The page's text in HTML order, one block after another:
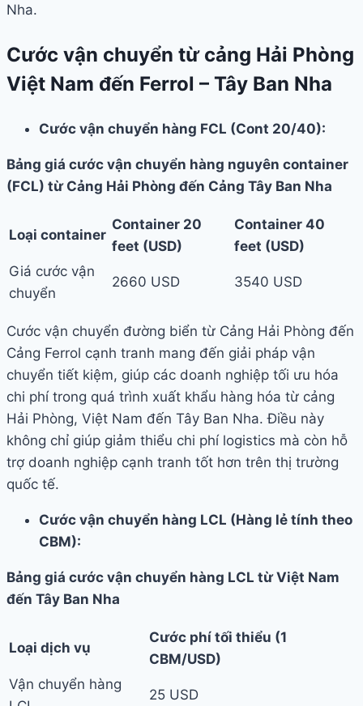
Nha.
Cước vận chuyển từ cảng Hải Phòng
Việt Nam đến Ferrol – Tây Ban Nha
Cước vận chuyển hàng FCL (Cont 20/40):
Bảng giá cước vận chuyển hàng nguyên container
(FCL) từ Cảng Hải Phòng đến Cảng Tây Ban Nha
Loại container
Container 20
feet (USD)
Container 40
feet (USD)
Giá cước vận
chuyển
2660 USD 3540 USD
Cước vận chuyển đường biển từ Cảng Hải Phòng đến
Cảng Ferrol cạnh tranh mang đến giải pháp vận
chuyển tiết kiệm, giúp các doanh nghiệp tối ưu hóa
chi phí trong quá trình xuất khẩu hàng hóa từ cảng
Hải Phòng, Việt Nam đến Tây Ban Nha. Điều này
không chỉ giúp giảm thiểu chi phí logistics mà còn hỗ
trợ doanh nghiệp cạnh tranh tốt hơn trên thị trường
quốc tế.
Cước vận chuyển hàng LCL (Hàng lẻ tính theo
CBM):
Bảng giá cước vận chuyển hàng LCL từ Việt Nam
đến Tây Ban Nha
Loại dịch vụ
Cước phí tối thiểu (1
CBM/USD)
Vận chuyển hàng
25 USD